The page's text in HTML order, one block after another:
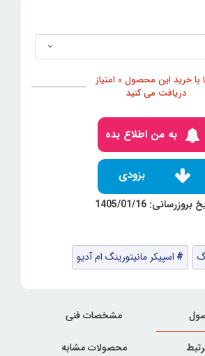
شما با خرید این محصول 0 امتیاز
دریافت می کنید
به من اطلاع بده
بزودی
بروزرسانی: 1405/01/16
اسپیکر مانیتورینگ ام آدیو
مشخصات فنی
محصولات مشابه